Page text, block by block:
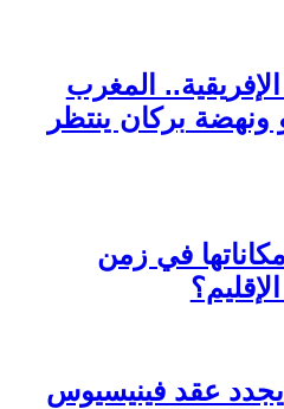
المغرب
ونهضة بركان ينتظر
في زمن
عقد فينيسيوس